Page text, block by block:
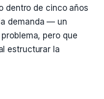
dentro de cinco años
demanda — un
pero que
estructurar la